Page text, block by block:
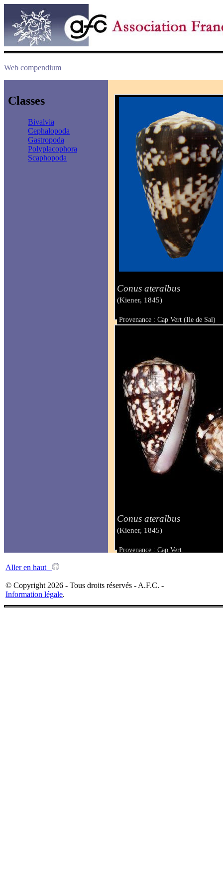
Web compendium
Classes
Bivalvia
Cephalopoda
Gastropoda
Polyplacophora
Scaphopoda
Conus ateralbus
(Kiener, 1845)
Provenance : Cap Vert (Ile de Sal)
Taille : 31.5 mm
Conus ateralbus
(Kiener, 1845)
Provenance : Cap Vert
Aller en haut
© Copyright 2026 - Tous droits réservés - A.F.C. -
Information légale.